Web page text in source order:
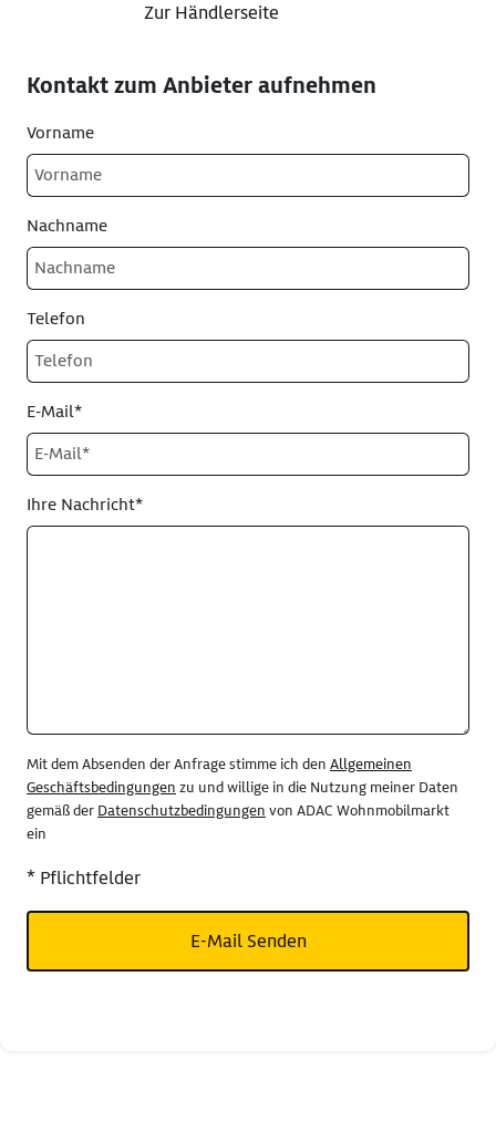
Zur Händlerseite
Kontakt zum Anbieter aufnehmen
Vorname
Nachname
Telefon
E-Mail*
Ihre Nachricht*
Mit dem Absenden der Anfrage stimme ich den Allgemeinen
Geschäftsbedingungen zu und willige in die Nutzung meiner Daten
gemäß der Datenschutzbedingungen von ADAC Wohnmobilmarkt
ein
* Pflichtfelder
E-Mail Senden